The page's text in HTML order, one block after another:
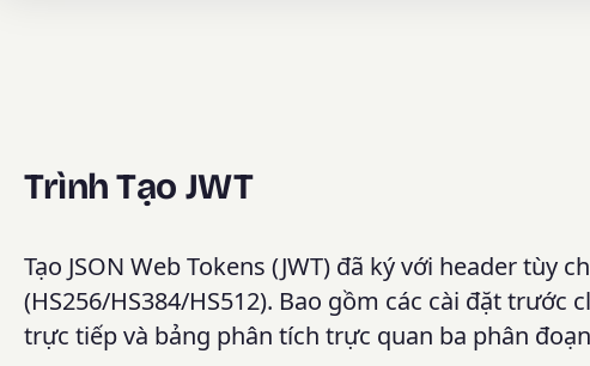
Trình Tạo JWT
Tạo JSON Web Tokens (JWT) đã ký với header tùy
(HS256/HS384/HS512). Bao gồm các cài đặt
trực tiếp và bảng phân tích trực quan ba phân đoạn